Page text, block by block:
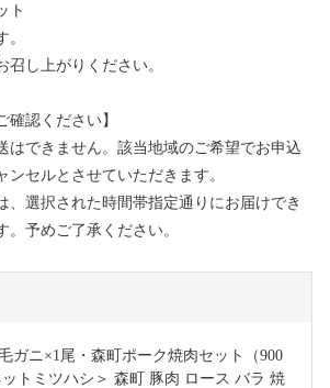
ト
し上がりください。
確認ください】
はできません。該当地域のご希望でお申込
ンセルとさせていただきます。
、選択された時間帯指定通りにお届けでき
。予めご了承ください。
ガニ×1尾・森町ポーク焼肉セット（900
トミツハシ＞ 森町 豚肉 ロース バラ 焼